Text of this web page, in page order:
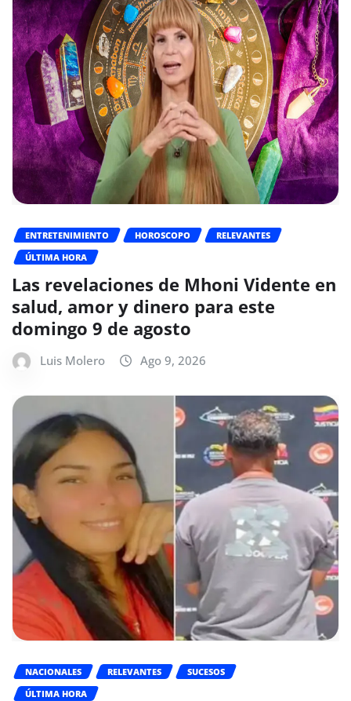
ENTRETENIMIENTO HOROSCOPO
RELEVANTES
ÚLTIMA HORA
Las revelaciones de Mhoni Vidente en
salud, amor y dinero para este
domingo 9 de agosto
Luis Molero Ago 9, 2026
NACIONALES RELEVANTES
SUCESOS
ÚLTIMA HORA